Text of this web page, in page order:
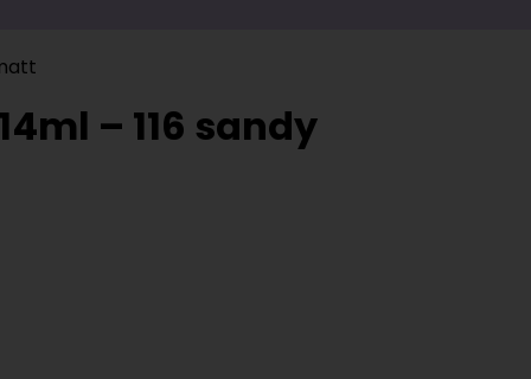
– 116 sandy